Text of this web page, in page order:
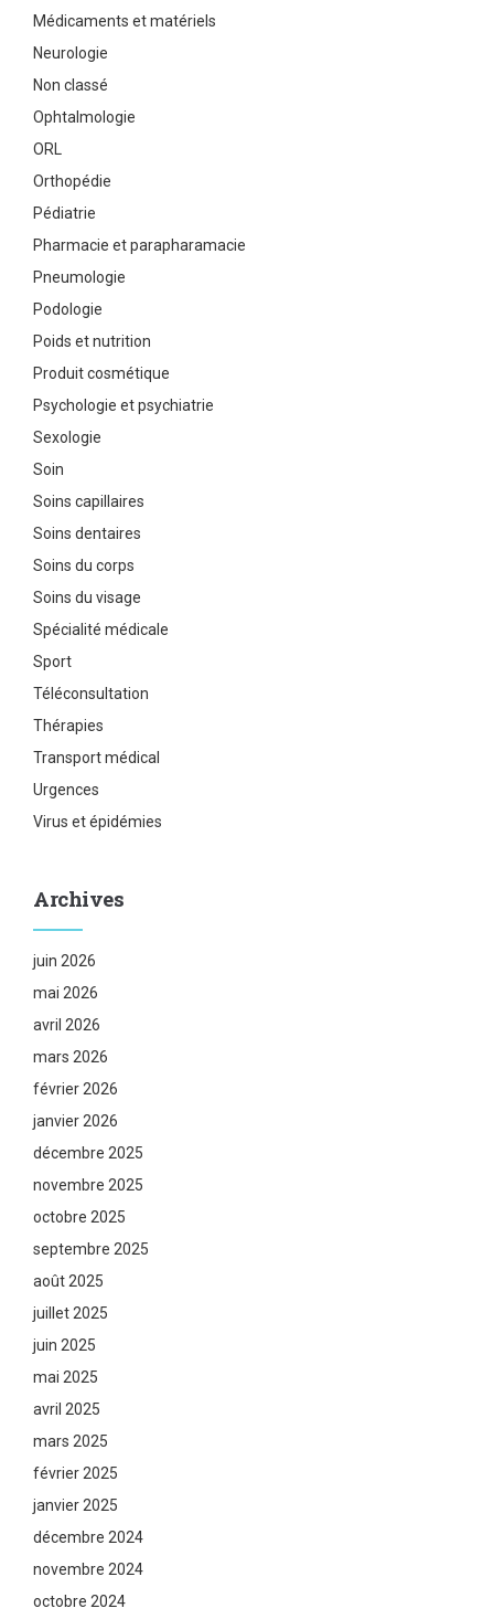
Médicaments et matériels
Neurologie
Non classé
Ophtalmologie
ORL
Orthopédie
Pédiatrie
Pharmacie et parapharamacie
Pneumologie
Podologie
Poids et nutrition
Produit cosmétique
Psychologie et psychiatrie
Sexologie
Soin
Soins capillaires
Soins dentaires
Soins du corps
Soins du visage
Spécialité médicale
Sport
Téléconsultation
Thérapies
Transport médical
Urgences
Virus et épidémies
Archives
juin 2026
mai 2026
avril 2026
mars 2026
février 2026
janvier 2026
décembre 2025
novembre 2025
octobre 2025
septembre 2025
août 2025
juillet 2025
juin 2025
mai 2025
avril 2025
mars 2025
février 2025
janvier 2025
décembre 2024
novembre 2024
octobre 2024